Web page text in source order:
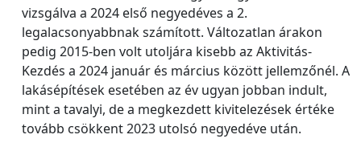
vizsgálva a 2024 első negyedéves a 2.
legalacsonyabbnak számított. Változatlan árakon
pedig 2015-ben volt utoljára kisebb az Aktivitás-
Kezdés a 2024 január és március között jellemzőnél. A
lakásépítések esetében az év ugyan jobban indult,
mint a tavalyi, de a megkezdett kivitelezések értéke
tovább csökkent 2023 utolsó negyedéve után.